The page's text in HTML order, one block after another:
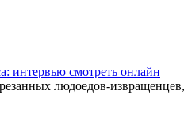
интервью смотреть онлайн
людоедов-